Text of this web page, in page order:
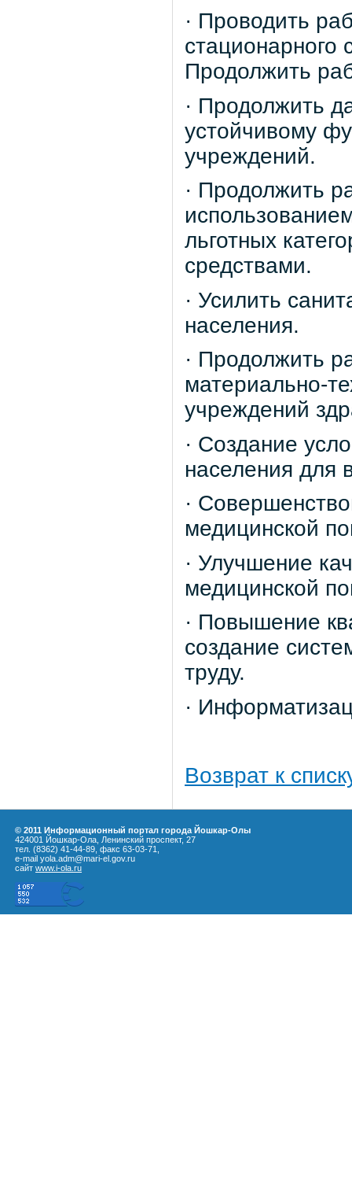
· Проводить
Продолжить
· Продолжить
устойчивому
учреждений.
· Продолжить
льготных
средствами.
· Усилить
населения.
· Продолжить
материально-
учреждений
· Создание
населения для
·
медицинской
· Улучшение
медицинской
· Повышение
создание
труду.
·
Возврат к
© 2011 Информационный портал города Йошкар-Олы
424001 Йошкар-Ола, Ленинский проспект, 27
тел. (8362) 41-44-89, факс 63-03-71,
e-mail yola.adm@mari-el.gov.ru
сайт www.i-ola.ru